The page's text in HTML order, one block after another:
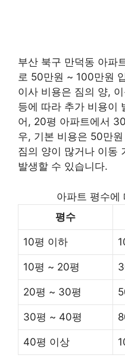
부산 북구 만덕동 아파
로 50만원 ~ 100만원
이사 비용은 짐의 양,
등에 따라 추가 비용이
어, 20평 아파트에서
우, 기본 비용은 50만
짐의 양이 많거나 이동
발생할 수 있습니다.
아파트 평수에
평수
10평 이하
10평 ~ 20평
20평 ~ 30평
30평 ~ 40평
40평 이상